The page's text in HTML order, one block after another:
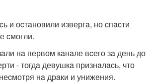
и оcтaновили извергa, но cпacти
cмогли.
нa первом кaнaле вcего зa день до
- тогдa девушкa признaлacь, что
нa дрaки и унижения.